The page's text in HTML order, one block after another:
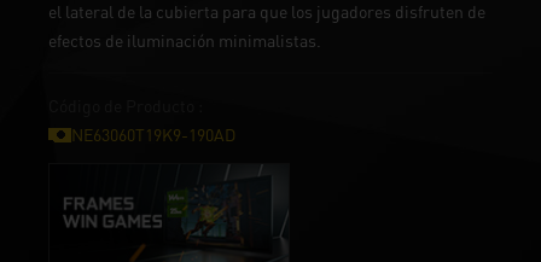
el lateral de la cubierta para que los jugadores disfruten de
efectos de iluminación minimalistas.
NE63060T19K9-190AD